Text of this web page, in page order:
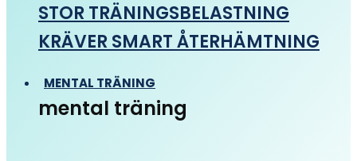
STOR TRÄNINGSBELASTNING
KRÄVER SMART ÅTERHÄMTNING
MENTAL TRÄNING
mental träning